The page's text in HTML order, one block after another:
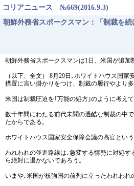
コリアニュース №669(2016.9.3)
朝鮮外務省スポークスマン：「制裁を
朝鮮外務省スポークスマンは1日、米国が追
（以下、全文） 8月29日､ホワイトハウス国
措置に言い掛かりをつけ、制裁の履行やより
米国は制裁圧迫を｢万能の処方｣のように考え
数十年間にわたる前代未聞の過酷な制裁の中
たからである。
ホワイトハウス国家安全保障会議の高官とい
われわれの並進路線は､急変する情勢に対処
ら絶対に退かないであろう。
いまや､米国が核強国の前列に立ったわれわ